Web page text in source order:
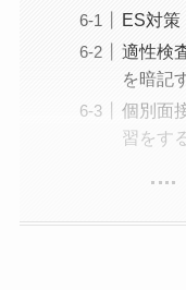
ES対策
適性検
を暗記
個別面
習をす